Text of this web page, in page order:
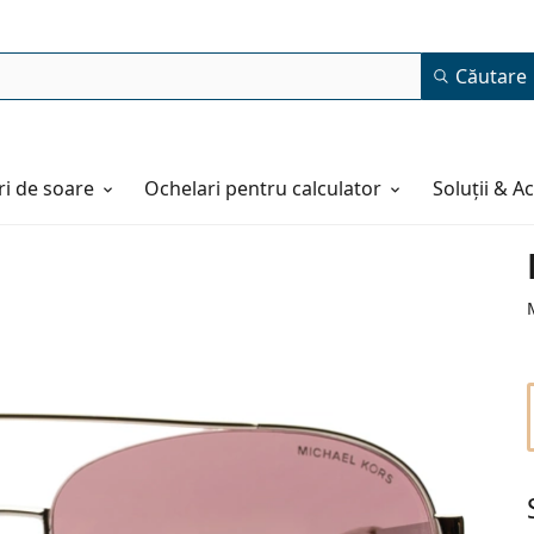
Căutare
de soare Ochelari pentru calculator Soluții &